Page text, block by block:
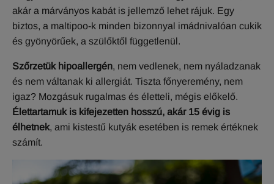
akár a márványos kabát is jellemző lehet rájuk. Egy
biztos, a maltipoo-k minden bizonnyal imádnivalóan cukik
és gyönyörűek, a szülőktől függetlenül.
Szőrzetük hipoallergén, nem vedlenek, nem nyáladzanak
és nem váltanak ki allergiát. Tiszta főnyeremény, nem
igaz? Mozgásuk rugalmas és életteli, mégis előkelő.
Élettartamuk is kifejezetten hosszú, akár 15 évig is
élhetnek, ami kistestű kutyák esetében is remek értéknek
számít.